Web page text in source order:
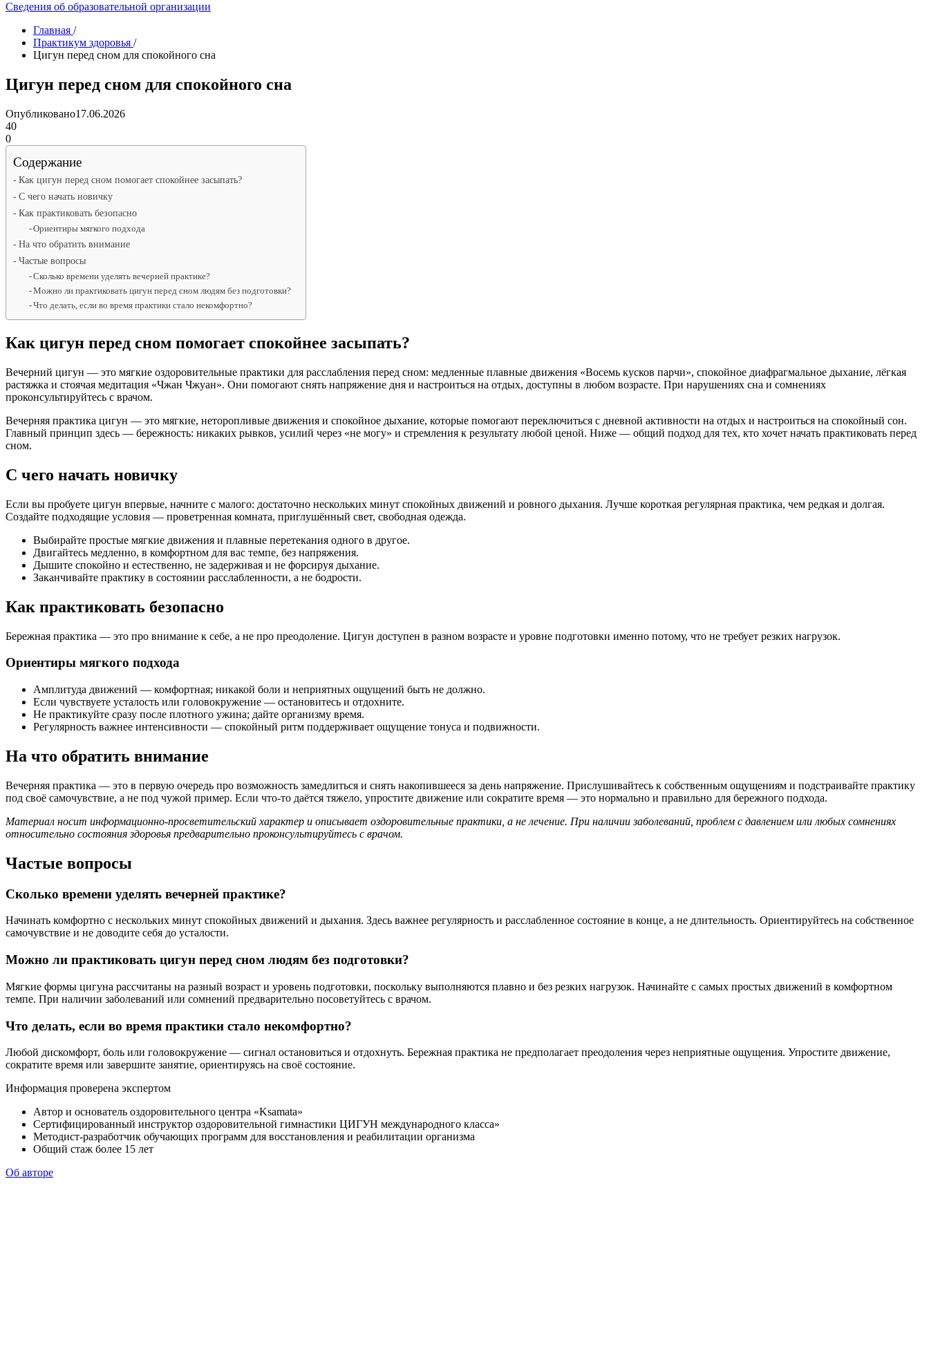
Сведения об образовательной организации
Главная /
Практикум здоровья /
Цигун перед сном для спокойного сна
Цигун перед сном для спокойного сна
Опубликовано17.06.2026
40
0
Содержание
Как цигун перед сном помогает спокойнее засыпать?
С чего начать новичку
Как практиковать безопасно
Ориентиры мягкого подхода
На что обратить внимание
Частые вопросы
Сколько времени уделять вечерней практике?
Можно ли практиковать цигун перед сном людям без подготовки?
Что делать, если во время практики стало некомфортно?
Как цигун перед сном помогает спокойнее засыпать?
Вечерний цигун — это мягкие оздоровительные практики для расслабления перед сном: медленные плавные движения «Восемь кусков парчи», спокойное диафрагмальное дыхание, лёгкая
растяжка и стоячая медитация «Чжан Чжуан». Они помогают снять напряжение дня и настроиться на отдых, доступны в любом возрасте. При нарушениях сна и сомнениях
проконсультируйтесь с врачом.
Вечерняя практика цигун — это мягкие, неторопливые движения и спокойное дыхание, которые помогают переключиться с дневной активности на отдых и настроиться на спокойный сон.
Главный принцип здесь — бережность: никаких рывков, усилий через «не могу» и стремления к результату любой ценой. Ниже — общий подход для тех, кто хочет начать практиковать перед
сном.
С чего начать новичку
Если вы пробуете цигун впервые, начните с малого: достаточно нескольких минут спокойных движений и ровного дыхания. Лучше короткая регулярная практика, чем редкая и долгая.
Создайте подходящие условия — проветренная комната, приглушённый свет, свободная одежда.
Выбирайте простые мягкие движения и плавные перетекания одного в другое.
Двигайтесь медленно, в комфортном для вас темпе, без напряжения.
Дышите спокойно и естественно, не задерживая и не форсируя дыхание.
Заканчивайте практику в состоянии расслабленности, а не бодрости.
Как практиковать безопасно
Бережная практика — это про внимание к себе, а не про преодоление. Цигун доступен в разном возрасте и уровне подготовки именно потому, что не требует резких нагрузок.
Ориентиры мягкого подхода
Амплитуда движений — комфортная; никакой боли и неприятных ощущений быть не должно.
Если чувствуете усталость или головокружение — остановитесь и отдохните.
Не практикуйте сразу после плотного ужина; дайте организму время.
Регулярность важнее интенсивности — спокойный ритм поддерживает ощущение тонуса и подвижности.
На что обратить внимание
Вечерняя практика — это в первую очередь про возможность замедлиться и снять накопившееся за день напряжение. Прислушивайтесь к собственным ощущениям и подстраивайте практику
под своё самочувствие, а не под чужой пример. Если что-то даётся тяжело, упростите движение или сократите время — это нормально и правильно для бережного подхода.
Материал носит информационно-просветительский характер и описывает оздоровительные практики, а не лечение. При наличии заболеваний, проблем с давлением или любых сомнениях
относительно состояния здоровья предварительно проконсультируйтесь с врачом.
Частые вопросы
Сколько времени уделять вечерней практике?
Начинать комфортно с нескольких минут спокойных движений и дыхания. Здесь важнее регулярность и расслабленное состояние в конце, а не длительность. Ориентируйтесь на собственное
самочувствие и не доводите себя до усталости.
Можно ли практиковать цигун перед сном людям без подготовки?
Мягкие формы цигуна рассчитаны на разный возраст и уровень подготовки, поскольку выполняются плавно и без резких нагрузок. Начинайте с самых простых движений в комфортном
темпе. При наличии заболеваний или сомнений предварительно посоветуйтесь с врачом.
Что делать, если во время практики стало некомфортно?
Любой дискомфорт, боль или головокружение — сигнал остановиться и отдохнуть. Бережная практика не предполагает преодоления через неприятные ощущения. Упростите движение,
сократите время или завершите занятие, ориентируясь на своё состояние.
Информация проверена экспертом
Автор и основатель оздоровительного центра «Ksamata»
Сертифицированный инструктор оздоровительной гимнастики ЦИГУН международного класса»
Методист-разработчик обучающих программ для восстановления и реабилитации организма
Общий стаж более 15 лет
Об авторе